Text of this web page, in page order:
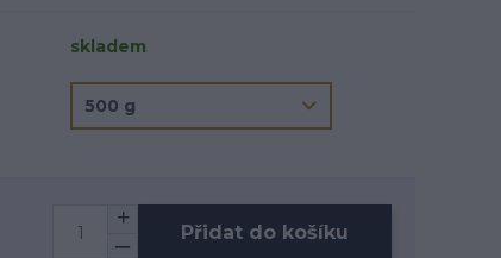
skladem
Přidat do košíku